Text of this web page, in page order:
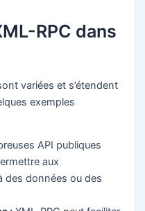
RPC dans
variées et s’étendent
exemples
API publiques
aux
des données ou des